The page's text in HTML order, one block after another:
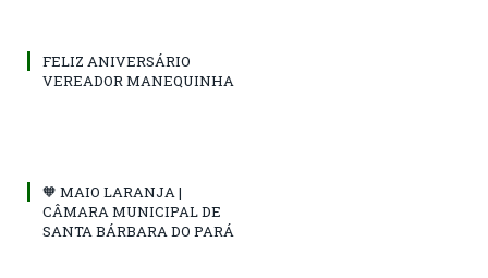
FELIZ ANIVERSÁRIO
VEREADOR MANEQUINHA
🧡 MAIO LARANJA |
CÂMARA MUNICIPAL DE
SANTA BÁRBARA DO PARÁ